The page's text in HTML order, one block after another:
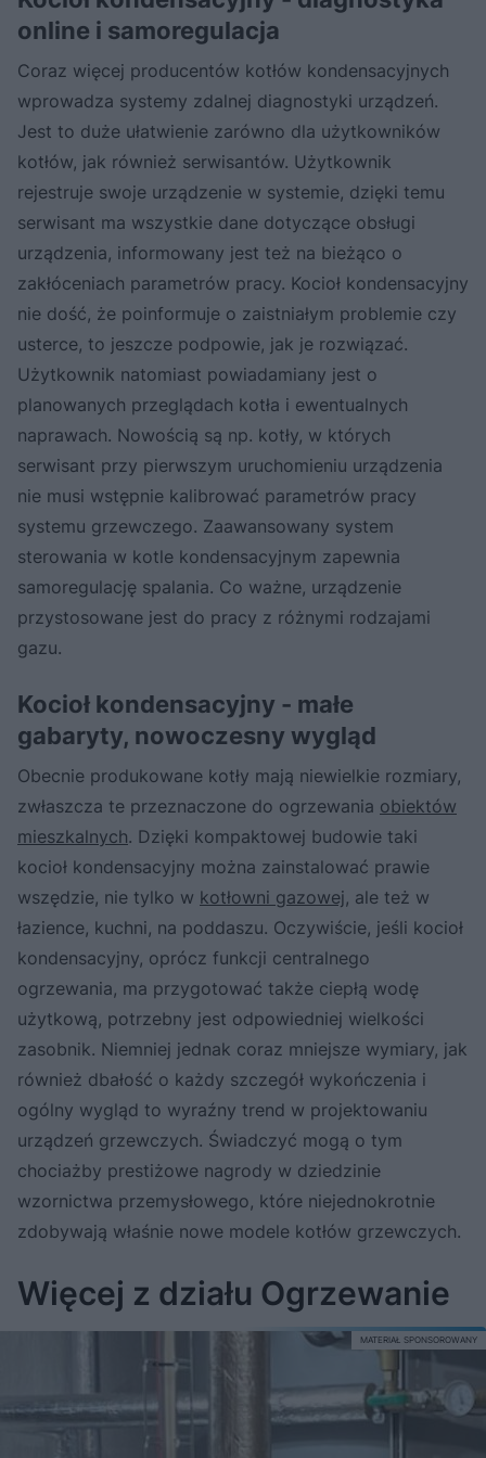
online i samoregulacja
Coraz więcej producentów kotłów kondensacyjnych
wprowadza systemy zdalnej diagnostyki urządzeń.
Jest to duże ułatwienie zarówno dla użytkowników
kotłów, jak również serwisantów. Użytkownik
rejestruje swoje urządzenie w systemie, dzięki temu
serwisant ma wszystkie dane dotyczące obsługi
urządzenia, informowany jest też na bieżąco o
zakłóceniach parametrów pracy. Kocioł kondensacyjny
nie dość, że poinformuje o zaistniałym problemie czy
usterce, to jeszcze podpowie, jak je rozwiązać.
Użytkownik natomiast powiadamiany jest o
planowanych przeglądach kotła i ewentualnych
naprawach. Nowością są np. kotły, w których
serwisant przy pierwszym uruchomieniu urządzenia
nie musi wstępnie kalibrować parametrów pracy
systemu grzewczego. Zaawansowany system
sterowania w kotle kondensacyjnym zapewnia
samoregulację spalania. Co ważne, urządzenie
przystosowane jest do pracy z różnymi rodzajami
gazu.
Kocioł kondensacyjny - małe
gabaryty, nowoczesny wygląd
Obecnie produkowane kotły mają niewielkie rozmiary,
zwłaszcza te przeznaczone do ogrzewania obiektów
mieszkalnych. Dzięki kompaktowej budowie taki
kocioł kondensacyjny można zainstalować prawie
wszędzie, nie tylko w kotłowni gazowej, ale też w
łazience, kuchni, na poddaszu. Oczywiście, jeśli kocioł
kondensacyjny, oprócz funkcji centralnego
ogrzewania, ma przygotować także ciepłą wodę
użytkową, potrzebny jest odpowiedniej wielkości
zasobnik. Niemniej jednak coraz mniejsze wymiary, jak
również dbałość o każdy szczegół wykończenia i
ogólny wygląd to wyraźny trend w projektowaniu
urządzeń grzewczych. Świadczyć mogą o tym
chociażby prestiżowe nagrody w dziedzinie
wzornictwa przemysłowego, które niejednokrotnie
zdobywają właśnie nowe modele kotłów grzewczych.
Więcej z działu Ogrzewanie
MATERIAŁ SPONSOROWANY